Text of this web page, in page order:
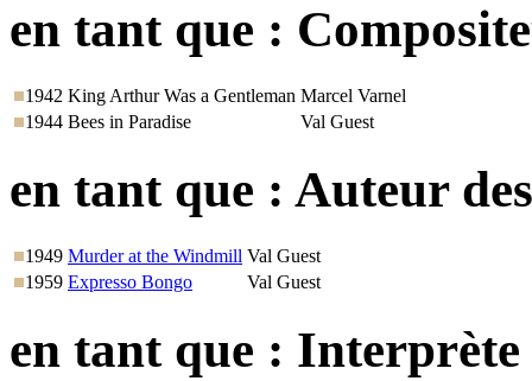
en tant que :
1942 King Arthur Was a Gentleman Marcel Varnel
1944 Bees in Paradise Val Guest
en tant que : Auteur
1949 Murder at the Windmill Val Guest
1959 Expresso Bongo Val Guest
en tant que : Interprète